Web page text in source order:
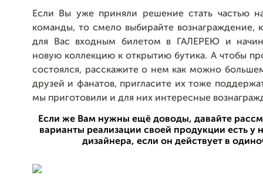
Если Вы уже приняли решение стать частью
команды, то смело выбирайте вознаграждение,
для Вас входным билетом в ГАЛЕРЕЮ и
новую коллекцию к открытию бутика. А чтобы
состоялся, расскажите о нем как можно
друзей и фанатов, пригласите их тоже
мы приготовили и для них интересные
Если же Вам нужны ещё доводы, давайте
варианты реализации своей продукции есть у
дизайнера, если он действует в